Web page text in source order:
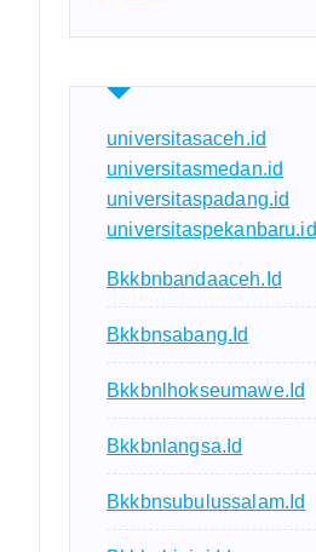
universitasaceh.id
universitasmedan.id
universitaspadang.id
universitaspekanbaru.id
Bkkbnbandaaceh.id
Bkkbnsabang.id
Bkkbnlhokseumawe.id
Bkkbnlangsa.id
Bkkbnsubulussalam.id